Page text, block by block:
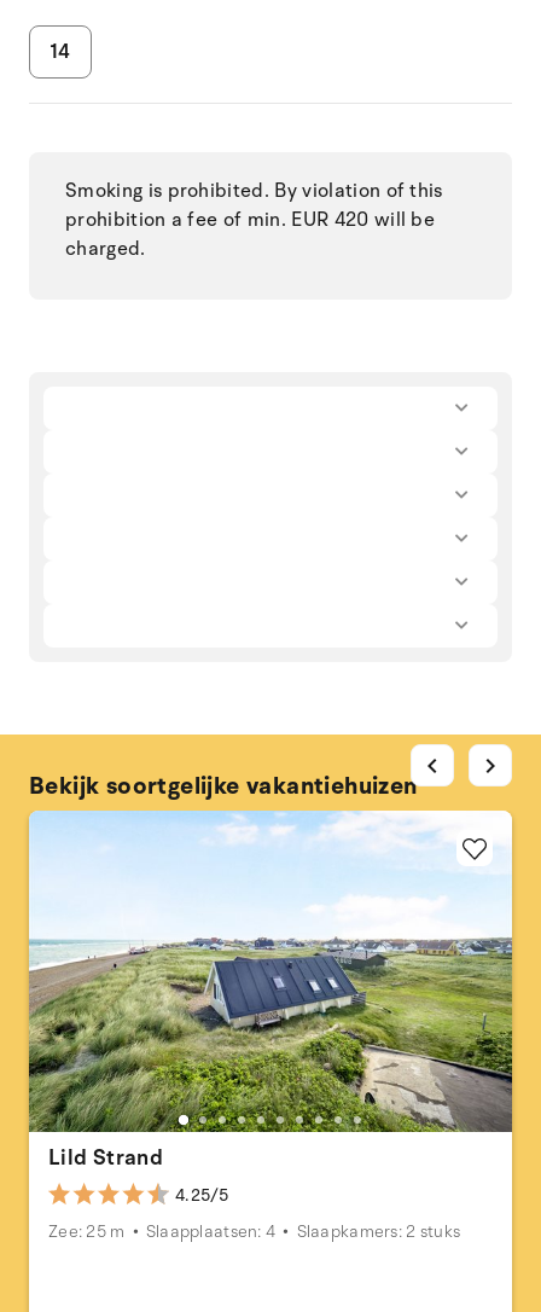
14
Smoking is prohibited. By violation of this
prohibition a fee of min. EUR 420 will be
charged.
Bekijk soortgelijke vakantiehuizen
Lild Strand
4.25/5
Zee: 25 m
Slaapplaatsen: 4 Slaapkamers: 2 stuks
chevron_left chevron_right